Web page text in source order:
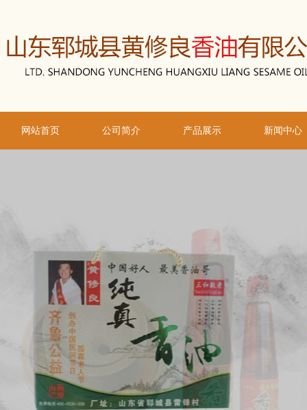
网站首页 公司简介 产品展示 新闻中心